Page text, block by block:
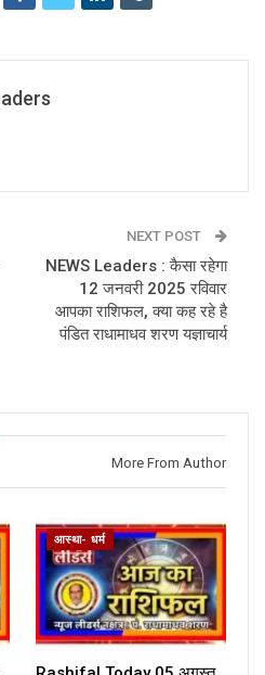
NEXT POST
NEWS Leaders : कैसा रहेगा
12 जनवरी 2025 रविवार
आपका राशिफल, क्या कह रहे है
पंडित राधामाधव शरण यज्ञाचार्य
More From Author
आस्था- धर्म